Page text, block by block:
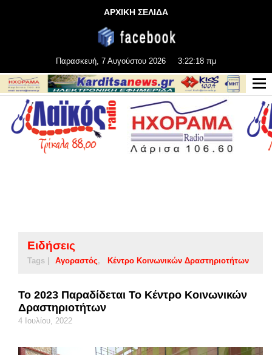
ΑΡΧΙΚΗ ΣΕΛΙΔΑ
Παρασκευή, 7 Αυγούστου 2026 3:22:19 πμ
Ειδήσεις
Tags | Αγοραστός Κέντρο Κοινωνικών Δραστηριοτήτων
Το 2023 Παραδίδεται Το Κέντρο Κοινωνικών
Δραστηριοτήτων
4 Ιουλίου, 2022